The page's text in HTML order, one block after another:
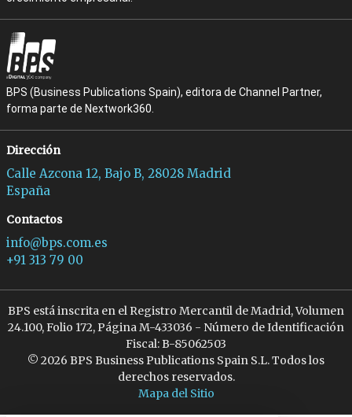
BPS (Business Publications Spain), editora de Channel Partner,
forma parte de Nextwork360.
Dirección
Calle Azcona 12, Bajo B, 28028 Madrid
España
Contactos
info@bps.com.es
+91 313 79 00
BPS está inscrita en el Registro Mercantil de Madrid, Volumen
24.100, Folio 172, Página M-433036 - Número de Identificación
Fiscal: B-85062503
© 2026 BPS Business Publications Spain S.L. Todos los
derechos reservados.
Mapa del Sitio